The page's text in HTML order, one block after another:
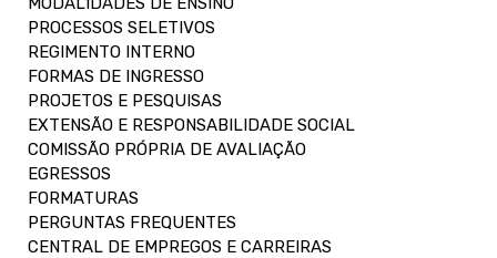
PROCESSOS SELETIVOS
REGIMENTO INTERNO
FORMAS DE INGRESSO
PROJETOS E PESQUISAS
EXTENSÃO E RESPONSABILIDADE SOCIAL
COMISSÃO PRÓPRIA DE AVALIAÇÃO
EGRESSOS
FORMATURAS
PERGUNTAS FREQUENTES
CENTRAL DE EMPREGOS E CARREIRAS